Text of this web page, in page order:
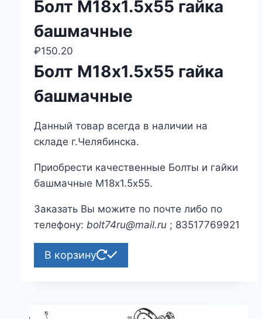
Болт М18х1.5х55 гайка
башмачные
₽150.20
Болт М18х1.5х55 гайка
башмачные
Данный товар всегда в наличии на
складе г.Челябинска.
Приобрести качественные Болты и гайки
башмачные М18х1.5х55.
Заказать Вы можите по почте либо по
телефону: bolt74ru@mail.ru; 83517769921
В корзину